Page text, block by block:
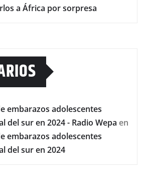
a África por sorpresa
embarazos adolescentes
del sur en 2024 - Radio Wepa en
embarazos adolescentes
del sur en 2024